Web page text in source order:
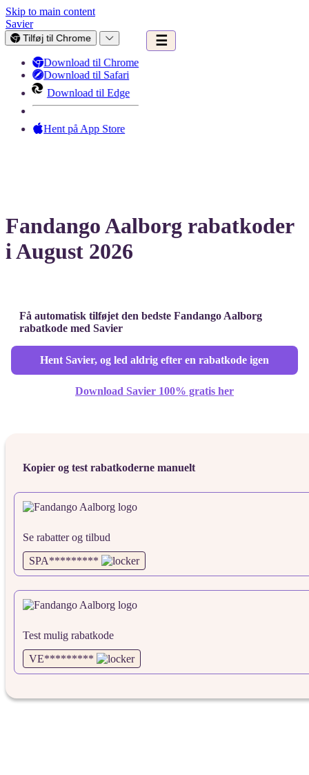
Skip to main content
Savier
Tilføj til Chrome
Download til Chrome
Download til Safari
Download til Edge
Hent på App Store
☰
Fandango Aalborg rabatkoder
i August 2026
Få automatisk tilføjet den bedste Fandango Aalborg
rabatkode med Savier
Hent Savier, og led aldrig efter en rabatkode igen
Download Savier 100% gratis her
Kopier og test rabatkoderne manuelt
Se rabatter og tilbud
SPA*********
Test mulig rabatkode
VE*********